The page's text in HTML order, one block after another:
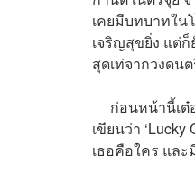
เคยมีบทบาทใ
เจริญสุขยิ่ง แต่ก็
สุดเท่จากวงดน
ก่อนหน้านี้เต๋
เขียนว่า
เธอคือใคร แล